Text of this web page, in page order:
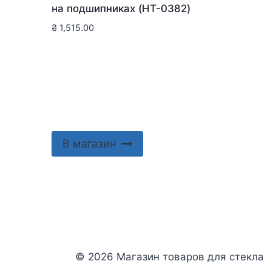
на подшипниках (HT-0382)
₴ 1,515.00
В магазин
© 2026 Магазин товаров для стекла